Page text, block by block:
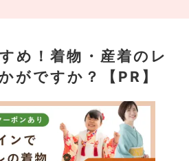
め！着物・産着のレ
がですか？【PR】